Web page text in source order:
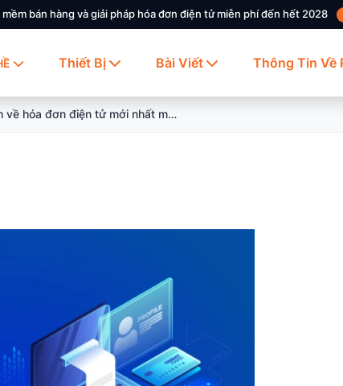
bán hàng và giải pháp hóa đơn điện tử miễn phí đến hết 2028
Thiết Bị Bài Viết Thông Tin Về
Quy định về hóa đơn điện tử mới nhất mà bạn cần phải biết